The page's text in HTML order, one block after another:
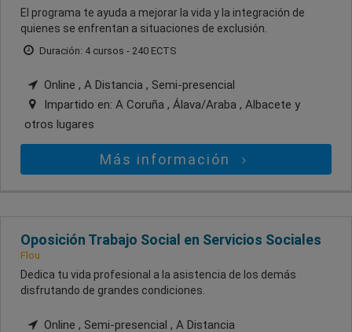
El programa te ayuda a mejorar la vida y la integración de
quienes se enfrentan a situaciones de exclusión.
Duración: 4 cursos - 240 ECTS
Online , A Distancia , Semi-presencial
Impartido en: A Coruña , Álava/Araba , Albacete y
otros lugares
Más información
Oposición Trabajo Social en Servicios Sociales
Flou
Dedica tu vida profesional a la asistencia de los demás
disfrutando de grandes condiciones.
Online , Semi-presencial , A Distancia